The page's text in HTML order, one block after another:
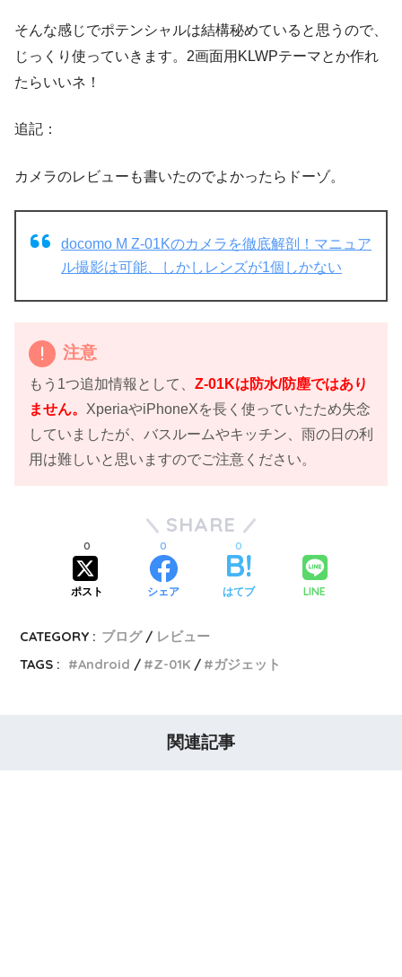
そんな感じでポテンシャルは結構秘めていると思うので、
じっくり使っていきます。2画面用KLWPテーマとか作れ
たらいいネ！
追記：
カメラのレビューも書いたのでよかったらドーゾ。
docomo M Z-01Kのカメラを徹底解剖！マニュア
ル撮影は可能、しかしレンズが1個しかない
注意
もう1つ追加情報として、 Z-01Kは防水/防塵ではあり
ません。 XperiaやiPhoneXを長く使っていたため失念
していましたが、バスルームやキッチン、雨の日の利
用は難しいと思いますのでご注意ください。
SHARE
ポスト
0
シェア
0
はてブ
0
LINE
CATEGORY : ブログ
レビュー
TAGS :
Android Z-01K ガジェット
関連記事